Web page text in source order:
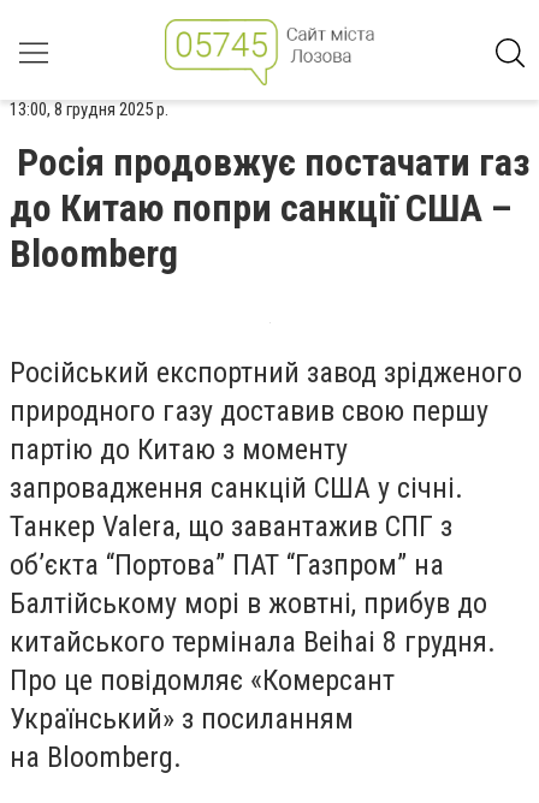
13:00, 8 грудня 2025 р.
Росія продовжує постачати газ
до Китаю попри санкції США –
Bloomberg
Російський експортний завод зрідженого
природного газу доставив свою першу
партію до Китаю з моменту
запровадження санкцій США у січні.
Танкер Valera, що завантажив СПГ з
об’єкта “Портова” ПАТ “Газпром” на
Балтійському морі в жовтні, прибув до
китайського термінала Beihai 8 грудня.
Про це повідомляє «Комерсант
Український» з посиланням
на Bloomberg.